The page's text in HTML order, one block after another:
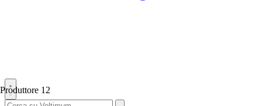
Produttore 12